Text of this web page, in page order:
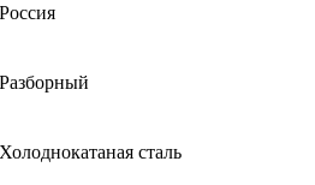
Россия
Разборный
Холоднокатаная сталь